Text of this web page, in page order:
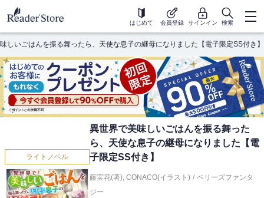
はじめて 会員登録 サインイン 検索
しいごはんを振る舞ったら、天使な息子の継母になりました【電子限定SS付き】
ライトノベル
異世界で美味しいごはんを振る舞った
ら、天使な息子の継母になりました【電
子限定SS付き】
藤実花(著), CONACO(イラスト) / ベリーズファンタ
ジー